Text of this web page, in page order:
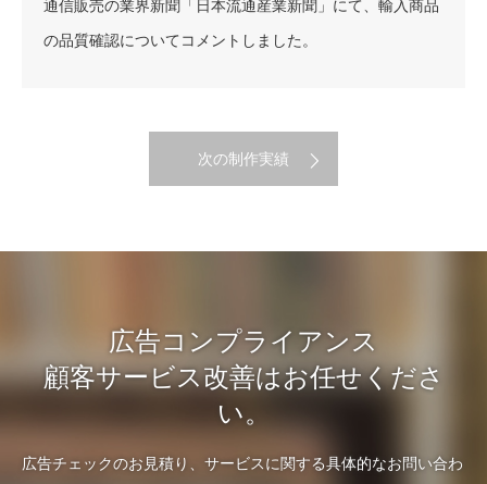
通信販売の業界新聞「日本流通産業新聞」にて、輸入商品
の品質確認についてコメントしました。
次の制作実績
広告コンプライアンス
顧客サービス改善はお任せくださ
い。
広告チェックのお見積り、サービスに関する具体的なお問い合わ